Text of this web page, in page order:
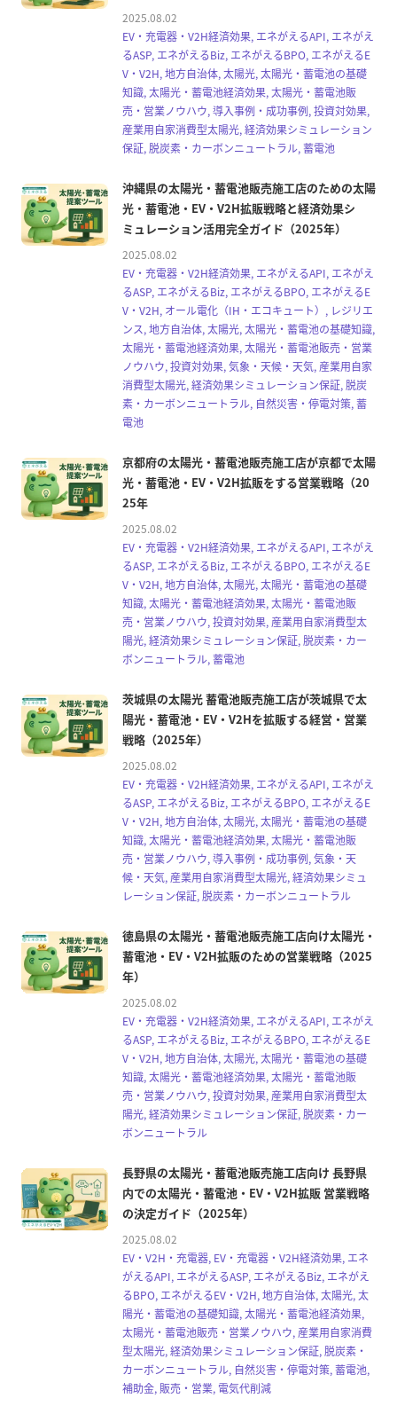
2025.08.02
EV・充電器・V2H経済効果, エネがえるAPI, エネがえ
るASP, エネがえるBiz, エネがえるBPO, エネがえるE
V・V2H, 地方自治体, 太陽光, 太陽光・蓄電池の基礎
知識, 太陽光・蓄電池経済効果, 太陽光・蓄電池販
売・営業ノウハウ, 導入事例・成功事例, 投資対効果,
産業用自家消費型太陽光, 経済効果シミュレーション
保証, 脱炭素・カーボンニュートラル, 蓄電池
沖縄県の太陽光・蓄電池販売施工店のための太陽
光・蓄電池・EV・V2H拡販戦略と経済効果シ
ミュレーション活用完全ガイド（2025年）
2025.08.02
EV・充電器・V2H経済効果, エネがえるAPI, エネがえ
るASP, エネがえるBiz, エネがえるBPO, エネがえるE
V・V2H, オール電化（IH・エコキュート）, レジリエ
ンス, 地方自治体, 太陽光, 太陽光・蓄電池の基礎知識,
太陽光・蓄電池経済効果, 太陽光・蓄電池販売・営業
ノウハウ, 投資対効果, 気象・天候・天気, 産業用自家
消費型太陽光, 経済効果シミュレーション保証, 脱炭
素・カーボンニュートラル, 自然災害・停電対策, 蓄
電池
京都府の太陽光・蓄電池販売施工店が京都で太陽
光・蓄電池・EV・V2H拡販をする営業戦略（20
25年
2025.08.02
EV・充電器・V2H経済効果, エネがえるAPI, エネがえ
るASP, エネがえるBiz, エネがえるBPO, エネがえるE
V・V2H, 地方自治体, 太陽光, 太陽光・蓄電池の基礎
知識, 太陽光・蓄電池経済効果, 太陽光・蓄電池販
売・営業ノウハウ, 投資対効果, 産業用自家消費型太
陽光, 経済効果シミュレーション保証, 脱炭素・カー
ボンニュートラル, 蓄電池
茨城県の太陽光 蓄電池販売施工店が茨城県で太
陽光・蓄電池・EV・V2Hを拡販する経営・営業
戦略（2025年）
2025.08.02
EV・充電器・V2H経済効果, エネがえるAPI, エネがえ
るASP, エネがえるBiz, エネがえるBPO, エネがえるE
V・V2H, 地方自治体, 太陽光, 太陽光・蓄電池の基礎
知識, 太陽光・蓄電池経済効果, 太陽光・蓄電池販
売・営業ノウハウ, 導入事例・成功事例, 気象・天
候・天気, 産業用自家消費型太陽光, 経済効果シミュ
レーション保証, 脱炭素・カーボンニュートラル
徳島県の太陽光・蓄電池販売施工店向け太陽光・
蓄電池・EV・V2H拡販のための営業戦略（2025
年）
2025.08.02
EV・充電器・V2H経済効果, エネがえるAPI, エネがえ
るASP, エネがえるBiz, エネがえるBPO, エネがえるE
V・V2H, 地方自治体, 太陽光, 太陽光・蓄電池の基礎
知識, 太陽光・蓄電池経済効果, 太陽光・蓄電池販
売・営業ノウハウ, 投資対効果, 産業用自家消費型太
陽光, 経済効果シミュレーション保証, 脱炭素・カー
ボンニュートラル
長野県の太陽光・蓄電池販売施工店向け 長野県
内での太陽光・蓄電池・EV・V2H拡販 営業戦略
の決定ガイド（2025年）
2025.08.02
EV・V2H・充電器, EV・充電器・V2H経済効果, エネ
がえるAPI, エネがえるASP, エネがえるBiz, エネがえ
るBPO, エネがえるEV・V2H, 地方自治体, 太陽光, 太
陽光・蓄電池の基礎知識, 太陽光・蓄電池経済効果,
太陽光・蓄電池販売・営業ノウハウ, 産業用自家消費
型太陽光, 経済効果シミュレーション保証, 脱炭素・
カーボンニュートラル, 自然災害・停電対策, 蓄電池,
補助金, 販売・営業, 電気代削減